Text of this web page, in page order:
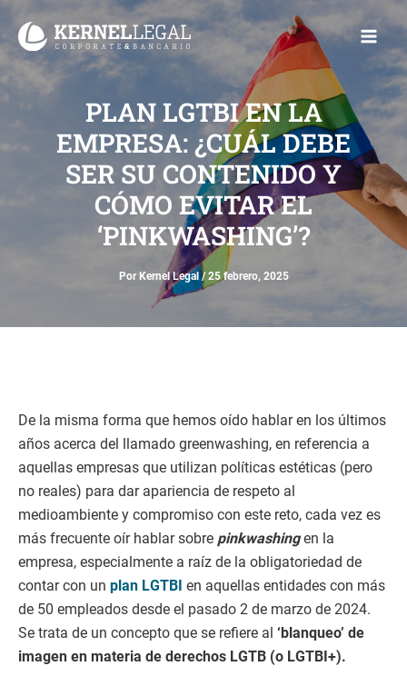
al
contenido
Main
PLAN LGTBI EN LA
EMPRESA: ¿CUÁL DEBE
SER SU CONTENIDO Y
CÓMO EVITAR EL
‘PINKWASHING’?
Por Kernel Legal/25 febrero, 2025
De la misma forma que hemos oído hablar en los últimos
años acerca del llamado greenwashing, en referencia a
aquellas empresas que utilizan políticas estéticas (pero
no reales) para dar apariencia de respeto al
medioambiente y compromiso con este reto, cada vez es
más frecuente oír hablar sobre pinkwashingen la
empresa, especialmente a raíz de la obligatoriedad de
contar con un plan LGTBI en aquellas entidades con más
de 50 empleados desde el pasado 2 de marzo de 2024.
Se trata de un concepto que se refiere al ‘blanqueo’ de
imagen en materia de derechos LGTB (o LGTBI+).